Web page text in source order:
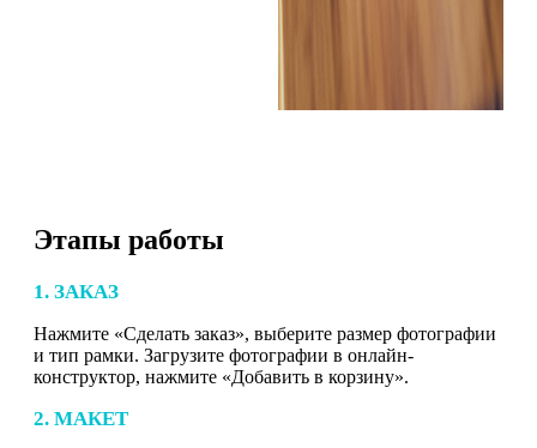
Этапы работы
1. ЗАКАЗ
Нажмите «Сделать заказ», выберите размер фотографии
и тип рамки. Загрузите фотографии в онлайн-
конструктор, нажмите «Добавить в корзину».
2. МАКЕТ